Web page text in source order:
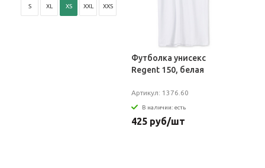
S XL XS XXL XXS
Футболка унисекс
Regent 150, белая
Артикул: 1376.60
В наличии: есть
425 руб/шт